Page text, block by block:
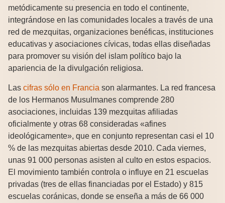
metódicamente su presencia en todo el continente,
integrándose en las comunidades locales a través de una
red de mezquitas, organizaciones benéficas, instituciones
educativas y asociaciones cívicas, todas ellas diseñadas
para promover su visión del islam político bajo la
apariencia de la divulgación religiosa.
Las cifras sólo en Francia son alarmantes. La red francesa
de los Hermanos Musulmanes comprende 280
asociaciones, incluidas 139 mezquitas afiliadas
oficialmente y otras 68 consideradas «afines
ideológicamente», que en conjunto representan casi el 10
% de las mezquitas abiertas desde 2010. Cada viernes,
unas 91 000 personas asisten al culto en estos espacios.
El movimiento también controla o influye en 21 escuelas
privadas (tres de ellas financiadas por el Estado) y 815
escuelas coránicas, donde se enseña a más de 66 000